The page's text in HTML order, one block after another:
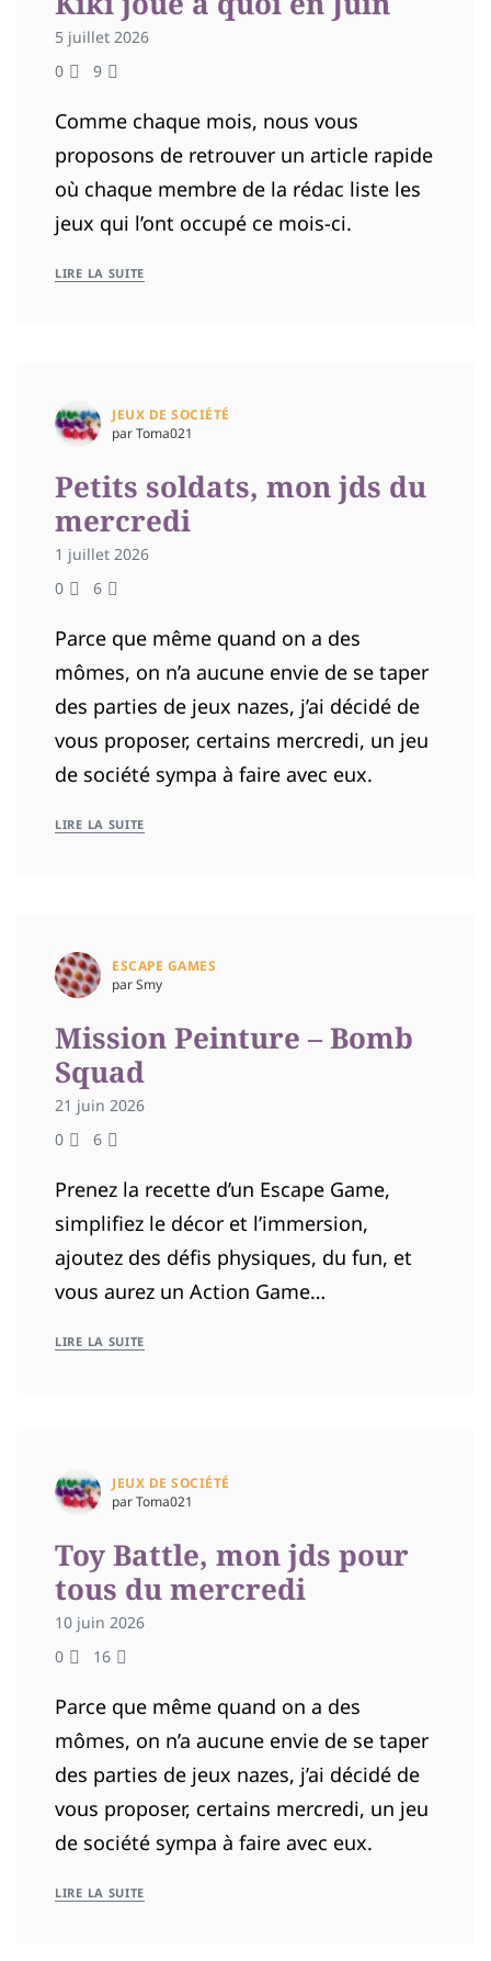
5 juillet 2026
0
9
Comme chaque mois, nous vous
proposons de retrouver un article rapide
où chaque membre de la rédac liste les
jeux qui l’ont occupé ce mois-ci.
LIRE LA SUITE
JEUX DE SOCIÉTÉ
par Toma021
Petits soldats, mon jds du
mercredi
1 juillet 2026
0
6
Parce que même quand on a des
mômes, on n’a aucune envie de se taper
des parties de jeux nazes, j’ai décidé de
vous proposer, certains mercredi, un jeu
de société sympa à faire avec eux.
LIRE LA SUITE
ESCAPE GAMES
par Smy
Mission Peinture – Bomb
Squad
21 juin 2026
0
6
Prenez la recette d’un Escape Game,
simplifiez le décor et l’immersion,
ajoutez des défis physiques, du fun, et
vous aurez un Action Game…
LIRE LA SUITE
JEUX DE SOCIÉTÉ
par Toma021
Toy Battle, mon jds pour
tous du mercredi
10 juin 2026
0
16
Parce que même quand on a des
mômes, on n’a aucune envie de se taper
des parties de jeux nazes, j’ai décidé de
vous proposer, certains mercredi, un jeu
de société sympa à faire avec eux.
LIRE LA SUITE